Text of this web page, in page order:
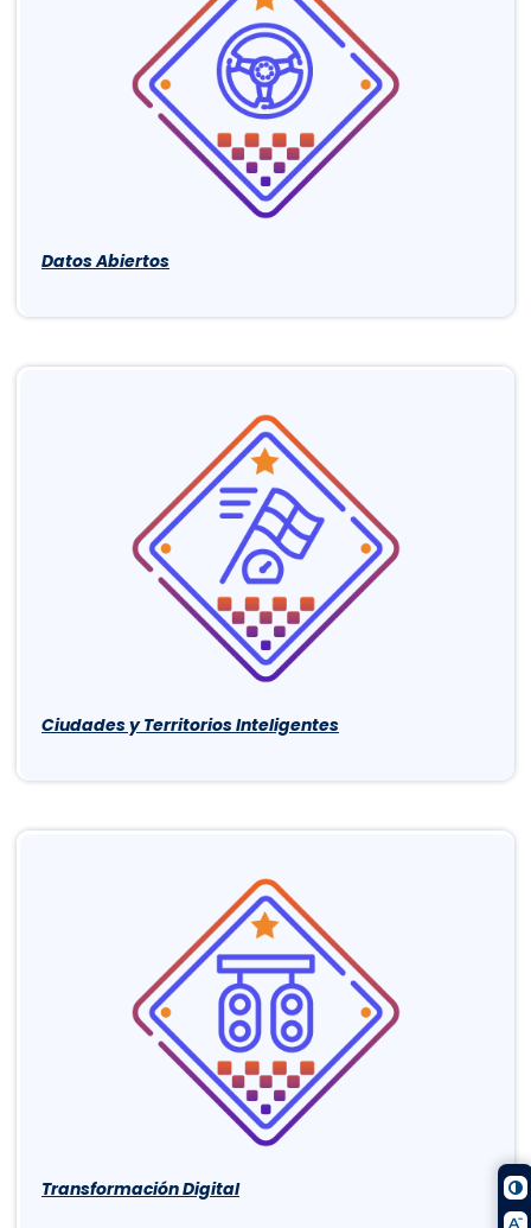
Datos Abiertos
Ciudades y Territorios Inteligentes
Transformación Digital